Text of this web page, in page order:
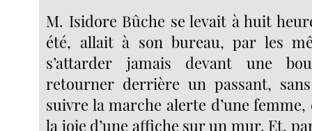
M. Isidore Bûche se levait à huit
été, allait à son bureau, par les
s’attarder jamais devant une
retourner derrière un passant,
suivre la marche alerte d’une
la joie d’une affiche sur un mur. Et,